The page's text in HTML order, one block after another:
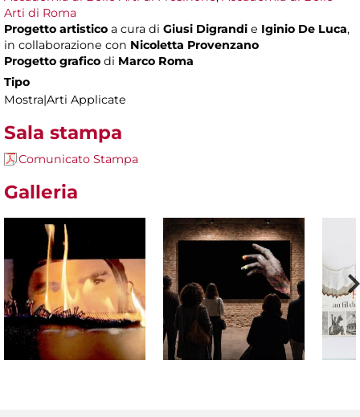
Arti di Roma
Progetto artistico a cura di Giusi Digrandi e Iginio De Luca,
in collaborazione con Nicoletta Provenzano
Progetto grafico di Marco Roma
Tipo
Mostra|Arti Applicate
Sala stampa
Comunicato Stampa
Galleria